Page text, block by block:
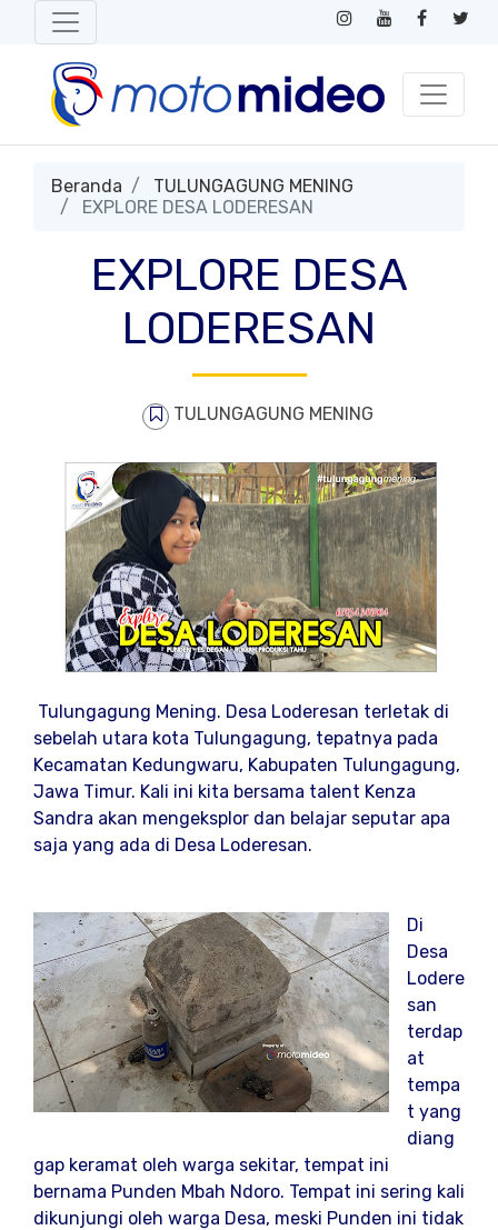
Beranda
TULUNGAGUNG MENING
EXPLORE DESA LODERESAN
EXPLORE DESA
LODERESAN
TULUNGAGUNG MENING
Tulungagung Mening. Desa Loderesan terletak di
sebelah utara kota Tulungagung, tepatnya pada
Kecamatan Kedungwaru, Kabupaten Tulungagung,
Jawa Timur. Kali ini kita bersama talent Kenza
Sandra akan mengeksplor dan belajar seputar apa
saja yang ada di Desa Loderesan.
Di
Desa
Lodere
san
terdap
at
tempa
t yang
diang
gap keramat oleh warga sekitar, tempat ini
bernama Punden Mbah Ndoro. Tempat ini sering kali
dikunjungi oleh warga Desa, meski Punden ini tidak